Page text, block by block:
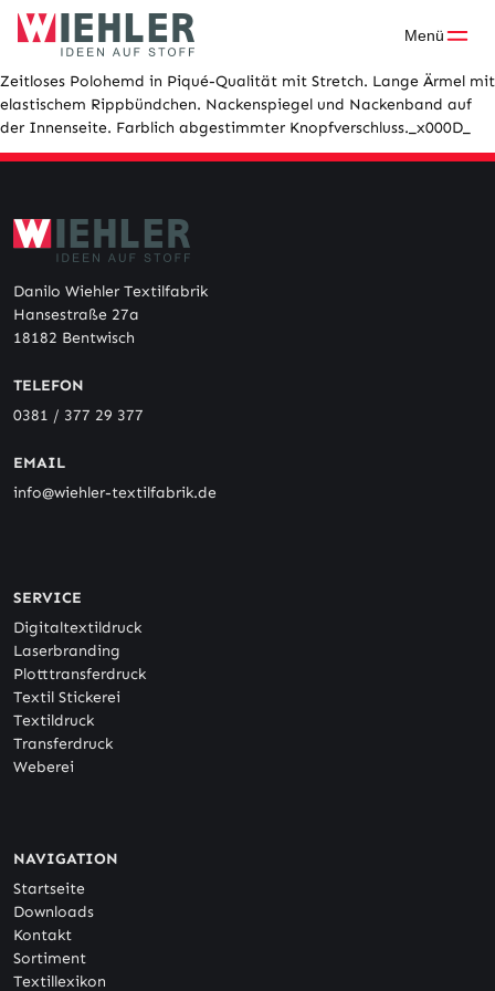
Skip
Menü
Zeitloses Polohemd in Piqué-Qualität mit Stretch. Lange Ärmel mit
elastischem Rippbündchen. Nackenspiegel und Nackenband auf
der Innenseite. Farblich abgestimmter Knopfverschluss._x000D_
Danilo Wiehler Textilfabrik
Hansestraße 27a
18182 Bentwisch
TELEFON
0381 / 377 29 377
EMAIL
info@wiehler-textilfabrik.de
SERVICE
Digitaltextildruck
Laserbranding
Plotttransferdruck
Textil Stickerei
Textildruck
Transferdruck
Weberei
NAVIGATION
Startseite
Downloads
Kontakt
Sortiment
Textillexikon